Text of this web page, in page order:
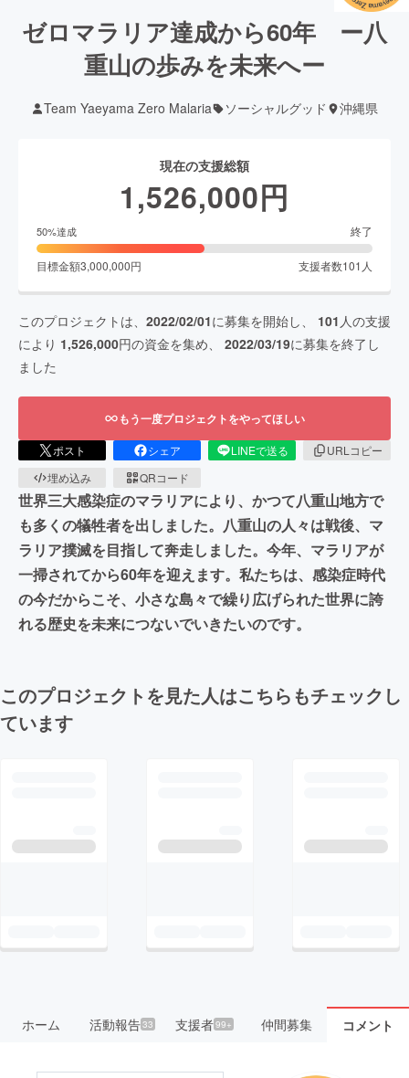
ゼロマラリア達成から60年 ー八
重山の歩みを未来へー
Team Yaeyama Zero Malaria ソーシャルグッド 沖縄県
現在の支援総額
1,526,000円
50%達成 終了
目標金額3,000,000円 支援者数101 人
このプロジェクトは、 2022/02/01に募集を開始し、 101 人の支援
により 1,526,000円の資金を集め、 2022/03/19に募集を終了し
ました
もう一度プロジェクトをやってほしい
ポスト シェア LINEで送る
URLコピー
埋め込み
QRコード
世界三大感染症のマラリアにより、かつて八重山地方で
も多くの犠牲者を出しました。八重山の人々は戦後、マ
ラリア撲滅を目指して奔走しました。今年、マラリアが
一掃されてから60年を迎えます。私たちは、感染症時代
の今だからこそ、小さな島々で繰り広げられた世界に誇
れる歴史を未来につないでいきたいのです。
このプロジェクトを見た人はこちらもチェックし
ています
ホーム 活動報告33 支援者99+ 仲間募集 コメント